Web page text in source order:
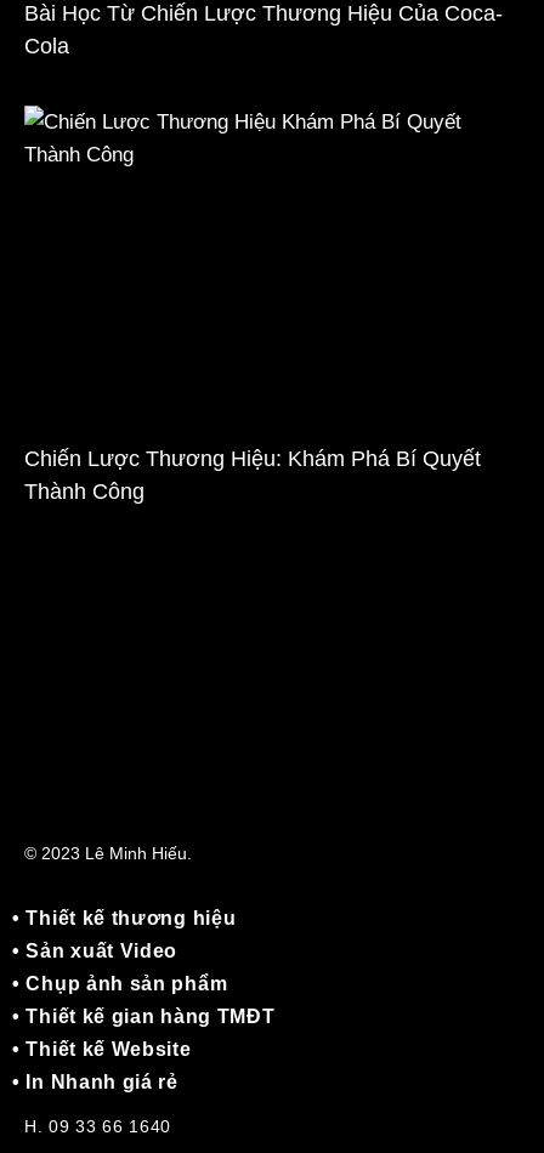
Bài Học Từ Chiến Lược Thương Hiệu Của Coca-
Cola
Chiến Lược Thương Hiệu: Khám Phá Bí Quyết
Thành Công
© 2023 Lê Minh Hiếu.
• Thiết kế thương hiệu
• Sản xuất Video
• Chụp ảnh sản phẩm
• Thiết kế gian hàng TMĐT
• Thiết kế Website
• In Nhanh giá rẻ
H. 09 33 66 1640